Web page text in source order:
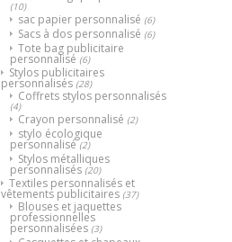
(10)
sac papier personnalisé (6)
Sacs à dos personnalisé (6)
Tote bag publicitaire
personnalisé (6)
Stylos publicitaires
personnalisés (28)
Coffrets stylos personnalisés
(4)
Crayon personnalisé (2)
stylo écologique
personnalisé (2)
Stylos métalliques
personnalisés (20)
Textiles personnalisés et
vêtements publicitaires (37)
Blouses et jaquettes
professionnelles
personnalisées (3)